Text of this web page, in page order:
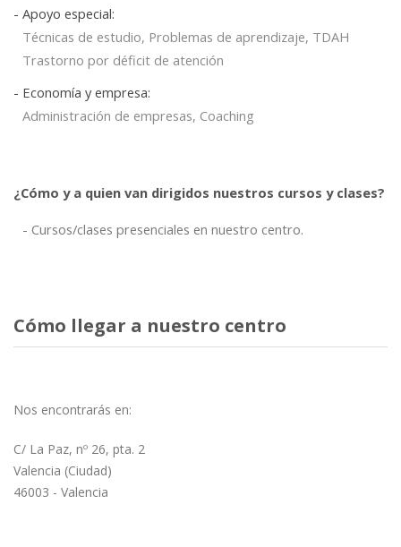
- Apoyo especial:
Técnicas de estudio, Problemas de aprendizaje, TDAH
Trastorno por déficit de atención
- Economía y empresa:
Administración de empresas, Coaching
¿Cómo y a quien van dirigidos nuestros cursos y clases?
Cursos/clases presenciales en nuestro centro.
Cómo llegar a nuestro centro
Nos encontrarás en:
C/ La Paz, nº 26, pta. 2
Valencia (Ciudad)
46003 - Valencia